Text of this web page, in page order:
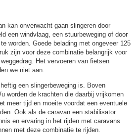
kan onverwacht gaan slingeren door
een windvlaag, een stuurbeweging of door
worden. Goede belading met ongeveer 125
zijn voor deze combinatie belangrijk voor
Het vervoeren van fietsen
we niet aan.
een slingerbeweging is. Boven
worden de krachten die daarbij vrijkomen
meer tijd en moeite voordat een eventuele
Ook als de caravan een stabilisator
en ervaring in het rijden met caravans
met deze combinatie te rijden.